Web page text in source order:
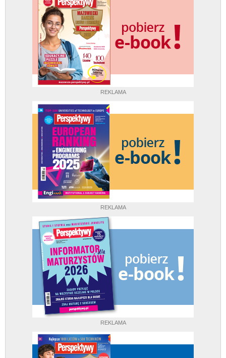
REKLAMA
REKLAMA
REKLAMA